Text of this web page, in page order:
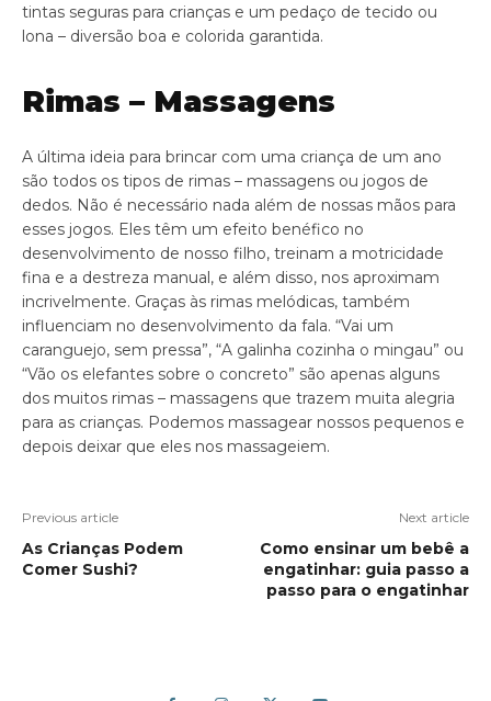
tintas seguras para crianças e um pedaço de tecido ou
lona – diversão boa e colorida garantida.
Rimas – Massagens
A última ideia para brincar com uma criança de um ano
são todos os tipos de rimas – massagens ou jogos de
dedos. Não é necessário nada além de nossas mãos para
esses jogos. Eles têm um efeito benéfico no
desenvolvimento de nosso filho, treinam a motricidade
fina e a destreza manual, e além disso, nos aproximam
incrivelmente. Graças às rimas melódicas, também
influenciam no desenvolvimento da fala. “Vai um
caranguejo, sem pressa”, “A galinha cozinha o mingau” ou
“Vão os elefantes sobre o concreto” são apenas alguns
dos muitos rimas – massagens que trazem muita alegria
para as crianças. Podemos massagear nossos pequenos e
depois deixar que eles nos massageiem.
Previous article
As Crianças Podem
Comer Sushi?
Next article
Como ensinar um bebê a
engatinhar: guia passo a
passo para o engatinhar